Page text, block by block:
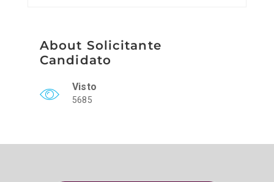
About Solicitante
Candidato
Visto
5685